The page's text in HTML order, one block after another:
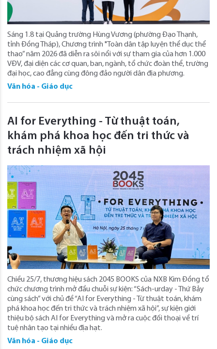
Sáng 1.8 tại Quảng trường Hùng Vương (phường Đạo Thạnh,
tỉnh Đồng Tháp), Chương trình "Toàn dân tập luyện thể dục thể
thao” năm 2026 đã diễn ra sôi nổi với sự tham gia của hơn 1.000
VĐV, đại diện các cơ quan, ban, ngành, tổ chức đoàn thể, trường
đại học, cao đẳng cùng đông đảo người dân địa phương.
Văn hóa - Giáo dục
AI for Everything - Từ thuật toán,
khám phá khoa học đến tri thức và
trách nhiệm xã hội
Chiều 25/7, thương hiệu sách 2045 BOOKS của NXB Kim Đồng tổ
chức chương trình mở đầu chuỗi sự kiện: “Sách-urday - Thứ Bảy
cùng sách” với chủ đề “AI for Everything - Từ thuật toán, khám
phá khoa học đến tri thức và trách nhiệm xã hội”, sự kiện giới
thiệu bộ sách AI for Everything và mở ra cuộc đối thoại về trí
tuệ nhân tạo tại nhiều địa hạt.
Văn hóa - Giáo dục